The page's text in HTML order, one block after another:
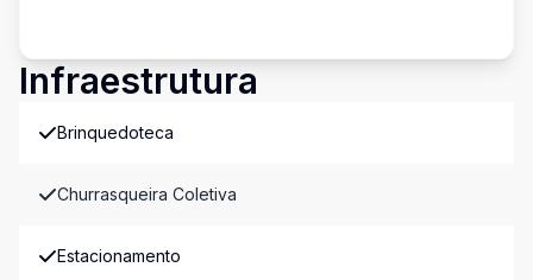
Infraestrutura
Brinquedoteca
Churrasqueira Coletiva
Estacionamento